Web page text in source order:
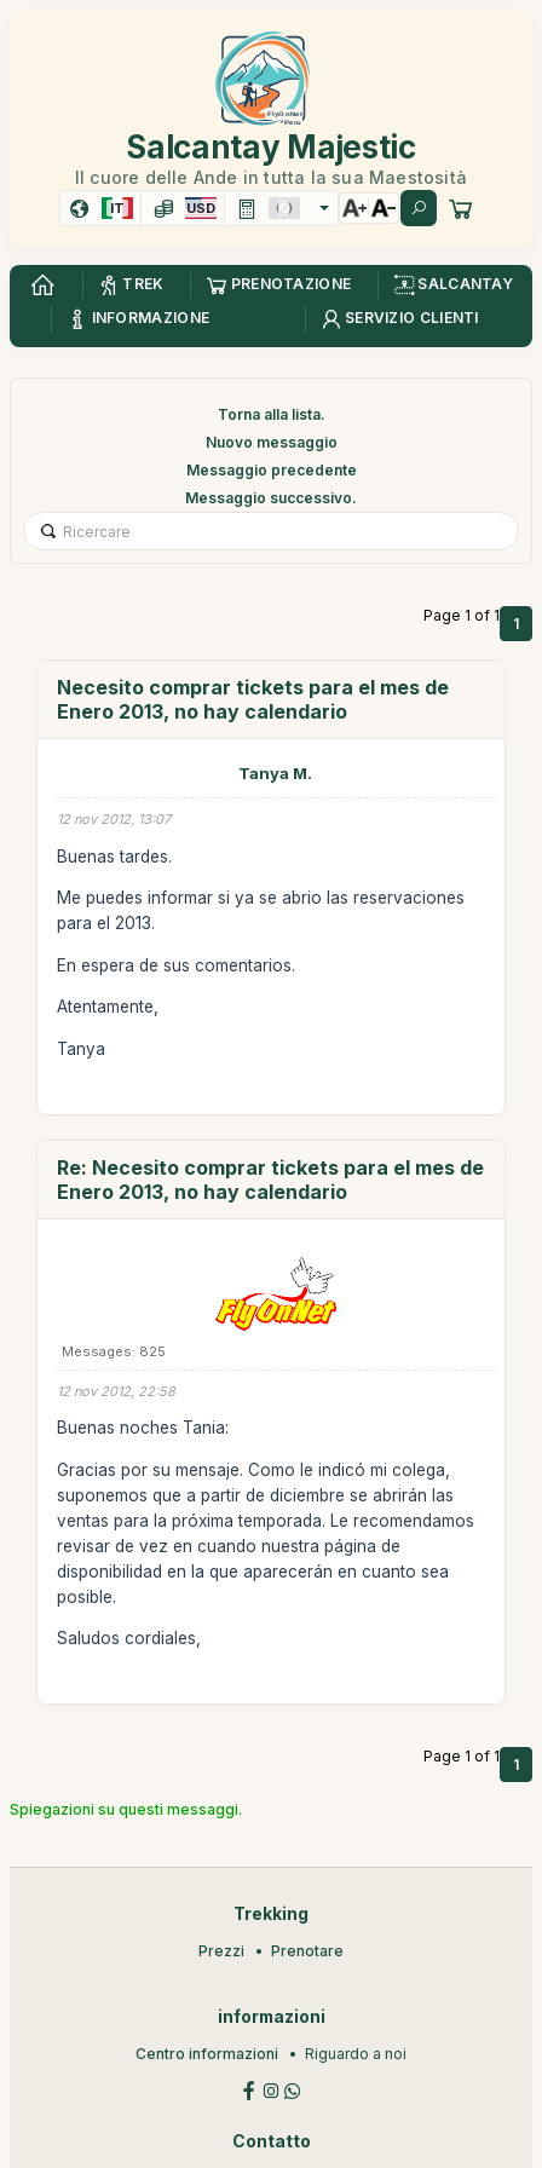
Salcantay Majestic
Il cuore delle Ande in tutta la sua Maestosità
IT USD
TREK PRENOTAZIONE
SALCANTAY
INFORMAZIONE
SERVIZIO CLIENTI
Torna alla lista.
Nuovo messaggio
Messaggio precedente
Messaggio successivo.
Page 1 of 1 1
Necesito comprar tickets para el mes de
Enero 2013, no hay calendario
Tanya M.
12 nov 2012, 13:07
Buenas tardes.
Me puedes informar si ya se abrio las reservaciones
para el 2013.
En espera de sus comentarios.
Atentamente,
Tanya
Re: Necesito comprar tickets para el mes de
Enero 2013, no hay calendario
Messages: 825
12 nov 2012, 22:58
Buenas noches Tania:
Gracias por su mensaje. Como le indicó mi colega,
suponemos que a partir de diciembre se abrirán las
ventas para la próxima temporada. Le recomendamos
revisar de vez en cuando nuestra página de
disponibilidad en la que aparecerán en cuanto sea
posible.
Saludos cordiales,
Page 1 of 1 1
Spiegazioni su questi messaggi.
Trekking
Prezzi Prenotare
informazioni
Centro informazioni Riguardo a noi
Contatto